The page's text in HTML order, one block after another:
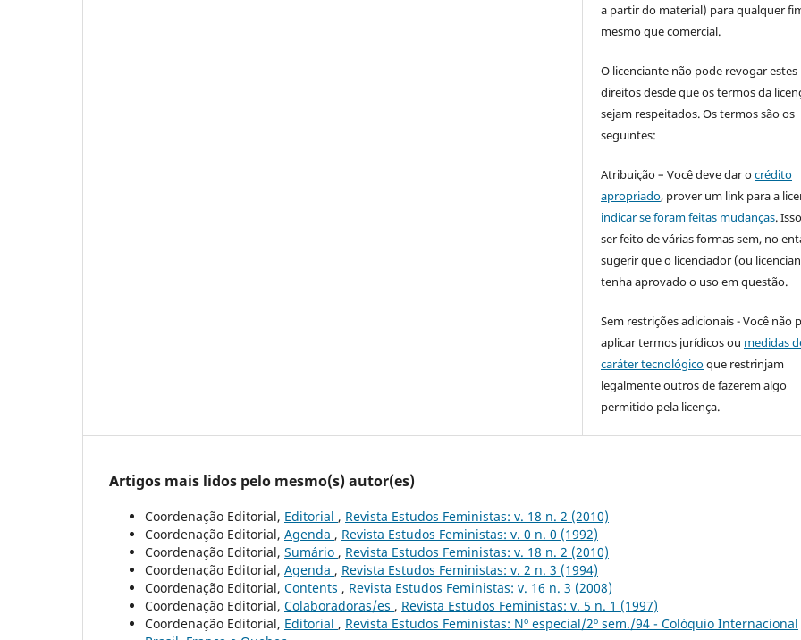
a partir do material) para qualquer
mesmo que comercial.
O licenciante não pode revogar estes
direitos desde que os termos da
sejam respeitados. Os termos são os
seguintes:
Atribuição – Você deve dar ocrédito
apropriado, prover um link para a
indicar se foram feitas mudanças.
ser feito de várias formas sem, no
sugerir que o licenciador (ou
tenha aprovado o uso em questão.
Sem restrições adicionais - Você não
aplicar termos jurídicos ou medidas
caráter tecnológicoque restrinjam
legalmente outros de fazerem algo
permitido pela licença.
Artigos mais lidos pelo mesmo(s) autor(es)
Coordenação Editorial, Editorial , Revista Estudos Feministas: v. 18 n. 2 (2010)
Coordenação Editorial, Agenda , Revista Estudos Feministas: v. 0 n. 0 (1992)
Coordenação Editorial, Sumário , Revista Estudos Feministas: v. 18 n. 2 (2010)
Coordenação Editorial, Agenda , Revista Estudos Feministas: v. 2 n. 3 (1994)
Coordenação Editorial, Contents , Revista Estudos Feministas: v. 16 n. 3 (2008)
Coordenação Editorial, Colaboradoras/es , Revista Estudos Feministas: v. 5 n. 1 (1997)
Coordenação Editorial, Editorial , Revista Estudos Feministas: Nº especial/2º sem./94 - Colóquio Internacional